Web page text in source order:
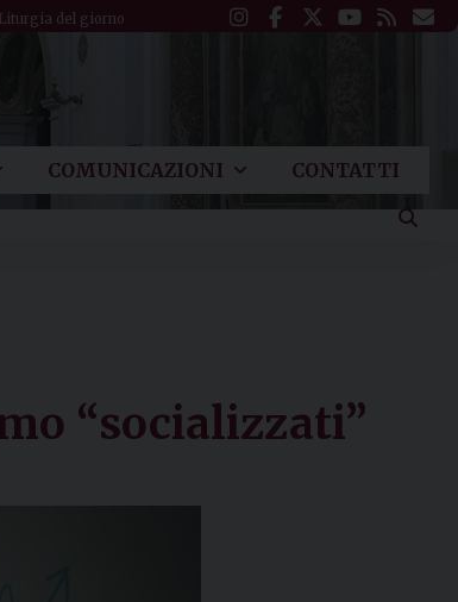
Liturgia del giorno
COMUNICAZIONI CONTATTI
“socializzati”